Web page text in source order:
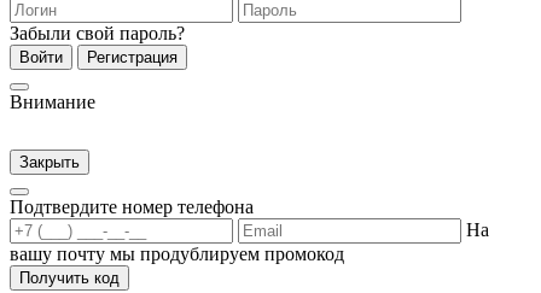
Забыли свой пароль?
Войти Регистрация
Внимание
Закрыть
Подтвердите номер телефона
На
вашу почту мы продублируем промокод
Получить код